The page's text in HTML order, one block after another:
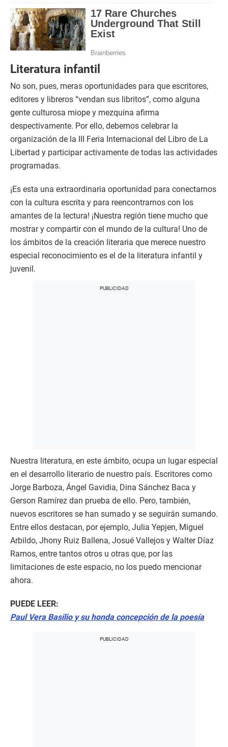
Literatura infantil
No son, pues, meras oportunidades para que escritores,
editores y libreros “vendan sus libritos”, como alguna
gente culturosa miope y mezquina afirma
despectivamente. Por ello, debemos celebrar la
organización de la III Feria Internacional del Libro de La
Libertad y participar activamente de todas las actividades
programadas.
¡Es esta una extraordinaria oportunidad para conectarnos
con la cultura escrita y para reencontrarnos con los
amantes de la lectura! ¡Nuestra región tiene mucho que
mostrar y compartir con el mundo de la cultura! Uno de
los ámbitos de la creación literaria que merece nuestro
especial reconocimiento es el de la literatura infantil y
juvenil.
Nuestra literatura, en este ámbito, ocupa un lugar especial
en el desarrollo literario de nuestro país. Escritores como
Jorge Barboza, Ángel Gavidia, Dina Sánchez Baca y
Gerson Ramírez dan prueba de ello. Pero, también,
nuevos escritores se han sumado y se seguirán sumando.
Entre ellos destacan, por ejemplo, Julia Yepjen, Miguel
Arbildo, Jhony Ruiz Ballena, Josué Vallejos y Walter Díaz
Ramos, entre tantos otros u otras que, por las
limitaciones de este espacio, no los puedo mencionar
ahora.
PUEDE LEER:
Paul Vera Basilio y su honda concepción de la poesía